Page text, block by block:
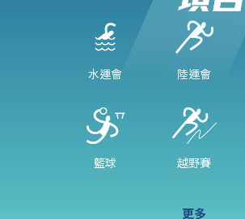
水運會 陸運會
籃球 越野賽
更多